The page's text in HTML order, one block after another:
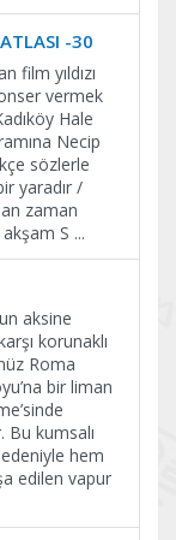
-30
film yıldızı
vermek
Hale
Necip
sözlerle
yaradır /
zaman
S ...
aksine
korunaklı
Roma
bir liman
Bu kumsalı
hem
edilen vapur